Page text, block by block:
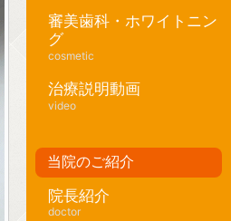
審美歯科・ホワイトニン
グ
cosmetic
治療説明動画
video
当院のご紹介
院長紹介
doctor